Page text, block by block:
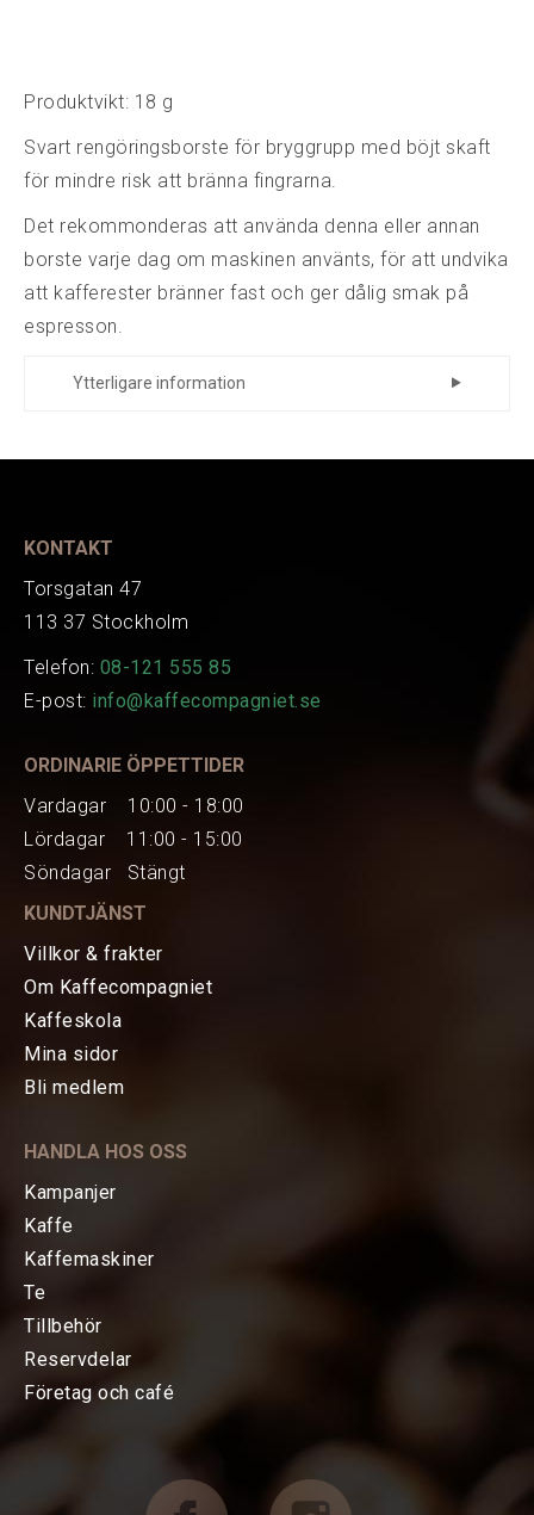
HEM
TE
KAFFEMASKINER
Baristatillbehör
Choklad mm
Produktvikt: 18 g
Svart rengöringsborste för bryggrupp med böjt skaft
för mindre risk att bränna fingrarna.
Det rekommonderas att använda denna eller annan
borste varje dag om maskinen använts, för att undvika
att kafferester bränner fast och ger dålig smak på
espresson.
Ytterligare information
KONTAKT
Torsgatan 47
113 37 Stockholm
Telefon: 08-121 555 85
E-post: info@kaffecompagniet.se
ORDINARIE ÖPPETTIDER
Vardagar 10:00 - 18:00
Lördagar 11:00 - 15:00
Söndagar Stängt
KUNDTJÄNST
Villkor & frakter
Om Kaffecompagniet
Kaffeskola
Mina sidor
Bli medlem
HANDLA HOS OSS
Kampanjer
Kaffe
Kaffemaskiner
Te
Tillbehör
Reservdelar
Företag och café